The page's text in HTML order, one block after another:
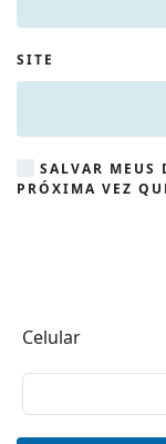
SITE
SALVAR MEUS
PRÓXIMA VEZ
Celular